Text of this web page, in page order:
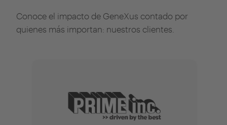
Conoce el impacto de GeneXus contado por
quienes más importan: nuestros clientes.